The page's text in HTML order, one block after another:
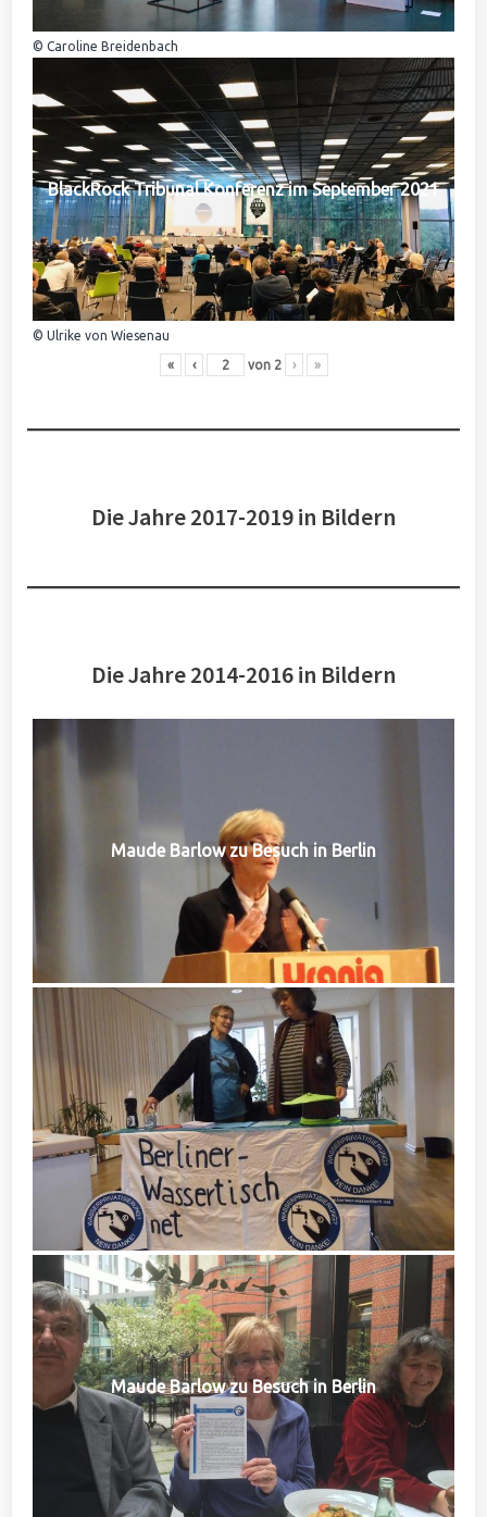
© Caroline Breidenbach
BlackRock Tribunal Konferenz im September 2021
© Ulrike von Wiesenau
« ‹ von 2 › »
Die Jahre 2017-2019 in Bildern
Die Jahre 2014-2016 in Bildern
Maude Barlow zu Besuch in Berlin
Maude Barlow zu Besuch in Berlin